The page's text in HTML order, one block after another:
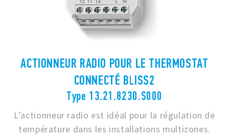
ACTIONNEUR RADIO POUR LE THERMOSTAT
CONNECTÉ BLISS2
Type 13.21.8230.S000
L’actionneur radio est idéal pour la régulation de
température dans les installations multizones.